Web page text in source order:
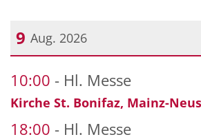
9 Aug. 2026
10:00 Hl. Messe
Kirche St. Bonifaz, Mainz-
18:00 Hl. Messe